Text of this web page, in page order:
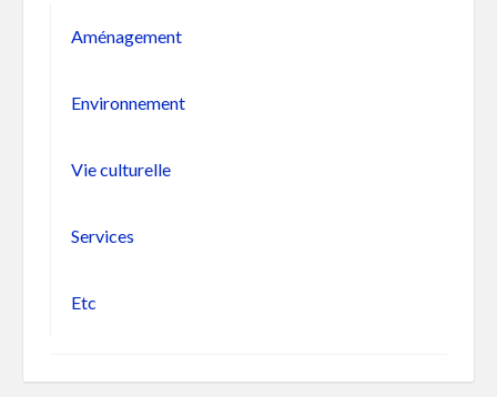
Aménagement
Environnement
Vie culturelle
Services
Etc